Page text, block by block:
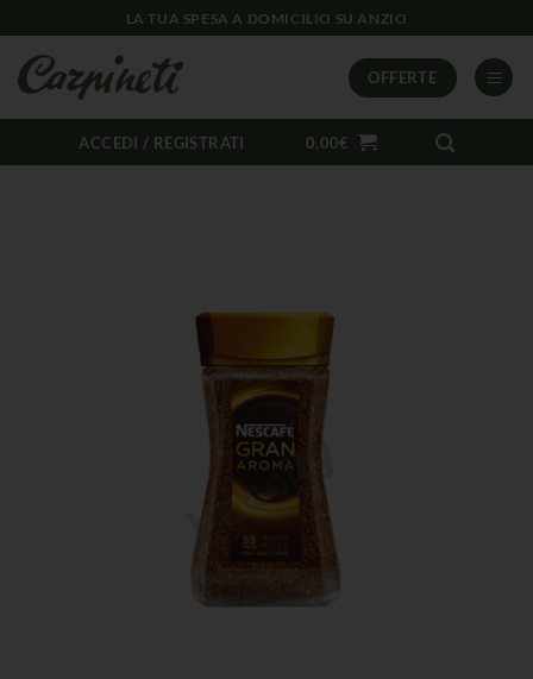
LA TUA SPESA A DOMICILIO SU ANZIO
OFFERTE
ACCEDI / REGISTRATI 0,00€